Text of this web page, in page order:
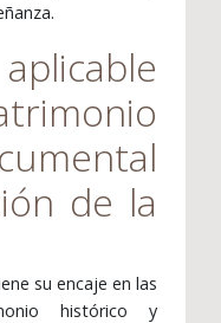
de la
su encaje en las
histórico y